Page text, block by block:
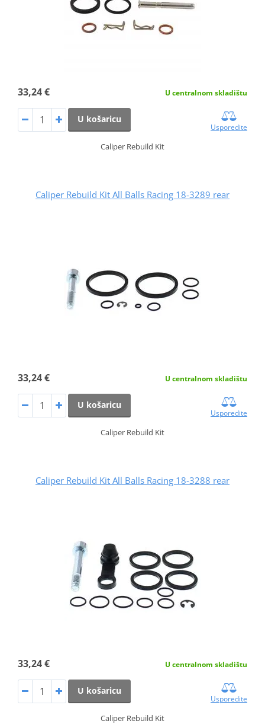
33,24 € U centralnom skladištu
U košaricu
Usporedite
Caliper Rebuild Kit
Caliper Rebuild Kit All Balls Racing 18-3289 rear
33,24 € U centralnom skladištu
U košaricu
Usporedite
Caliper Rebuild Kit
Caliper Rebuild Kit All Balls Racing 18-3288 rear
33,24 € U centralnom skladištu
U košaricu
Usporedite
Caliper Rebuild Kit